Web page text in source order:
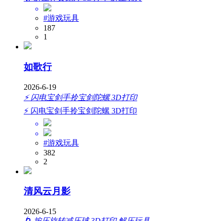
#游戏玩具
187
1
如歌行
2026-6-19
⚡ 闪电宝剑手拎宝剑陀螺 3D打印
⚡ 闪电宝剑手拎宝剑陀螺 3D打印
#游戏玩具
382
2
清风云月影
2026-6-15